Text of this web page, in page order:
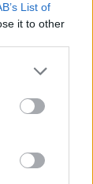
List of
it to other
Google
click to
tags to
Google
ferito il